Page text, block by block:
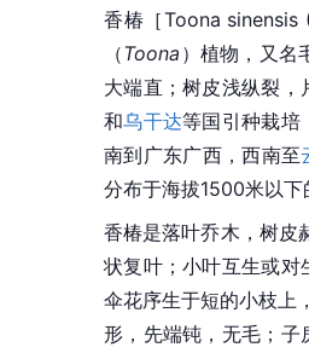
香椿［Toona sinensis
（Toona ）植物，又名
大端直；树皮浅纵裂，
和乌干达等国引种栽培
南到广东广西，西南至
分布于海拔1500米以下
香椿是落叶乔木，树皮
状复叶；小叶互生或
伞花序生于短的小枝上
形，先端钝，无毛；子